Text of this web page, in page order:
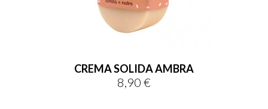
CREMA SOLIDA AMBRA
Prezzo
8,90 €